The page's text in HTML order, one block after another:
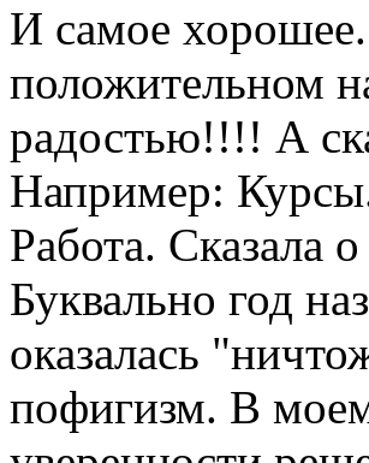
И самое хорошее.
положительном
радостью!!!! А
Например:
Работа. Сказала
Буквально год
оказалась
пофигизм. В